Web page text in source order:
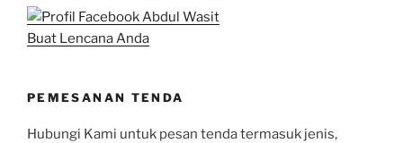
Buat Lencana Anda
PEMESANAN TENDA
Hubungi Kami untuk pesan tenda termasuk jenis,